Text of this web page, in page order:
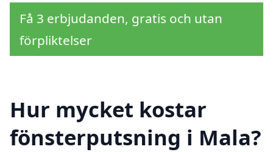
Få 3 erbjudanden, gratis och utan
förpliktelser
Hur mycket kostar
fönsterputsning i Mala?